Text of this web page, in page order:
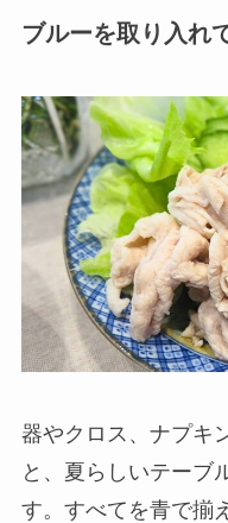
ブルーを取り入れ
器やクロス、ナプキ
と、夏らしいテーブ
す。すべてを青で揃